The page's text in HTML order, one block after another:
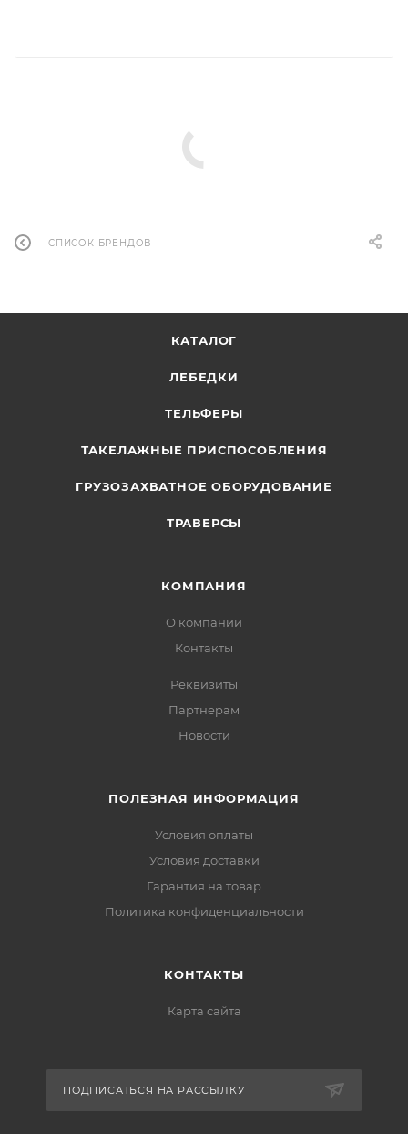
СПИСОК БРЕНДОВ
КАТАЛОГ
ЛЕБЕДКИ
ТЕЛЬФЕРЫ
ТАКЕЛАЖНЫЕ ПРИСПОСОБЛЕНИЯ
ГРУЗОЗАХВАТНОЕ ОБОРУДОВАНИЕ
ТРАВЕРСЫ
КОМПАНИЯ
О компании
Контакты
Реквизиты
Партнерам
Новости
ПОЛЕЗНАЯ ИНФОРМАЦИЯ
Условия оплаты
Условия доставки
Гарантия на товар
Политика конфиденциальности
КОНТАКТЫ
Карта сайта
ПОДПИСАТЬСЯ НА РАССЫЛКУ